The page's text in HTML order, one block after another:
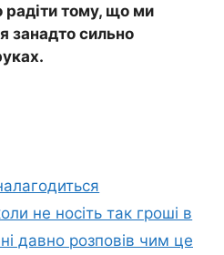
радіти тому, що ми
занадто сильно
не носіть так гроші в
давно розповів чим це